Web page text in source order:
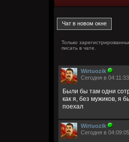
Только
писать в чате.
Wirtuozik
Сегодня в 04:11:33
Были бы там одни
как я, без мужиков, я
поехал
Wirtuozik
Сегодня в 04:09:05